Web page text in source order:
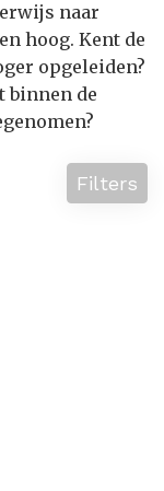
naar
hoog. Kent de
opgeleiden?
binnen de
Filters